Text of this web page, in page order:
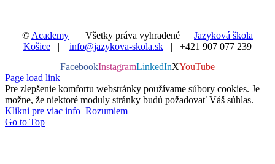
©Academy | Všetky práva vyhradené | Jazyková škola
Košice
info@jazykova-skola.sk | +421 907 077 239
FacebookInstagramLinkedInXYouTube
Page load link
Pre zlepšenie komfortu webstránky používame súbory cookies. Je
možne, že niektoré moduly stránky budú požadovať Váš súhlas.
Klikni pre viac info Rozumiem
Go to Top